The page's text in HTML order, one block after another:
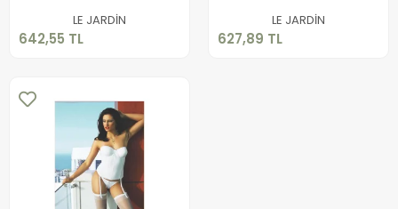
LE JARDİN
642,55 TL
Sepete Ekle
LE JARDİN
627,89 TL
Sepete Ekle